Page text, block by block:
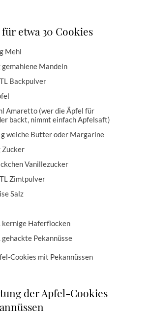
etwa 30 Cookies
Mehl
gemahlene Mandeln
Backpulver
Amaretto (wer die Äpfel für
backt, nimmt einfach Apfelsaft)
weiche Butter oder Margarine
Zucker
Vanillezucker
Zimtpulver
Salz
kernige Haferflocken
gehackte Pekannüsse
der Apfel-Cookies